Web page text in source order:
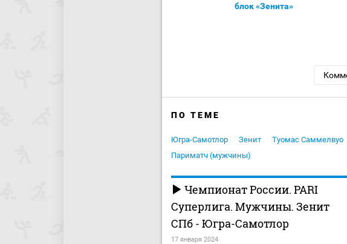
блок «Зенита»
ПО ТЕМЕ
Югра-Самотлор Зенит Туомас Саммелвуо
Париматч (мужчины)
Чемпионат России. PARI
Суперлига. Мужчины. Зенит
СПб - Югра-Самотлор
17 января 2024